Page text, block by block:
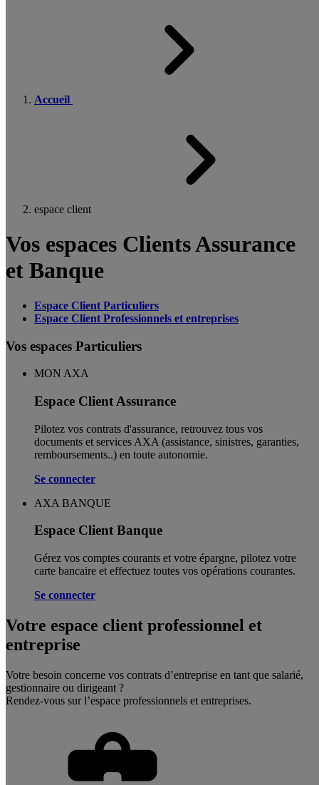
Accueil
espace client
Vos espaces Clients Assurance
et Banque
Espace Client Particuliers
Espace Client Professionnels et entreprises
Vos espaces Particuliers
MON AXA
Espace Client Assurance
Pilotez vos contrats d'assurance, retrouvez tous vos
documents et services AXA (assistance, sinistres, garanties,
remboursements..) en toute autonomie. ​
Se connecter
AXA BANQUE
Espace Client Banque
Gérez vos comptes courants et votre épargne, pilotez votre
carte bancaire et effectuez toutes vos opérations courantes.
Se connecter
Votre espace client professionnel et
entreprise
Votre besoin concerne vos contrats d’entreprise en tant que salarié,
gestionnaire ou dirigeant ?
Rendez-vous sur l’espace professionnels et entreprises.